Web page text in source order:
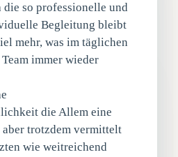
so professionelle und
Begleitung bleibt
mehr, was im täglichen
immer wieder
die Allem eine
trotzdem vermittelt
wie weitreichend